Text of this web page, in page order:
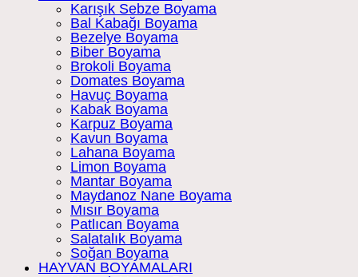
Karışık Sebze Boyama
Bal Kabağı Boyama
Bezelye Boyama
Biber Boyama
Brokoli Boyama
Domates Boyama
Havuç Boyama
Kabak Boyama
Karpuz Boyama
Kavun Boyama
Lahana Boyama
Limon Boyama
Mantar Boyama
Maydanoz Nane Boyama
Mısır Boyama
Patlıcan Boyama
Salatalık Boyama
Soğan Boyama
HAYVAN BOYAMALARI